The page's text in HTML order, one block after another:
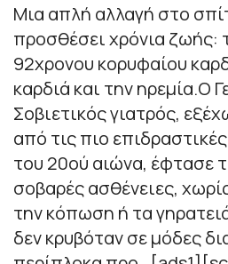
Μια απλή αλλαγή στο
προσθέσει χρόνια ζωής:
92χρονου κορυφαίου
καρδιά και την ηρεμία.Ο
Σοβιετικός γιατρός,
από τις πιο
του 20ού αιώνα, έφτασε
σοβαρές ασθένειες,
την κόπωση ή τα
δεν κρυβόταν σε μόδες